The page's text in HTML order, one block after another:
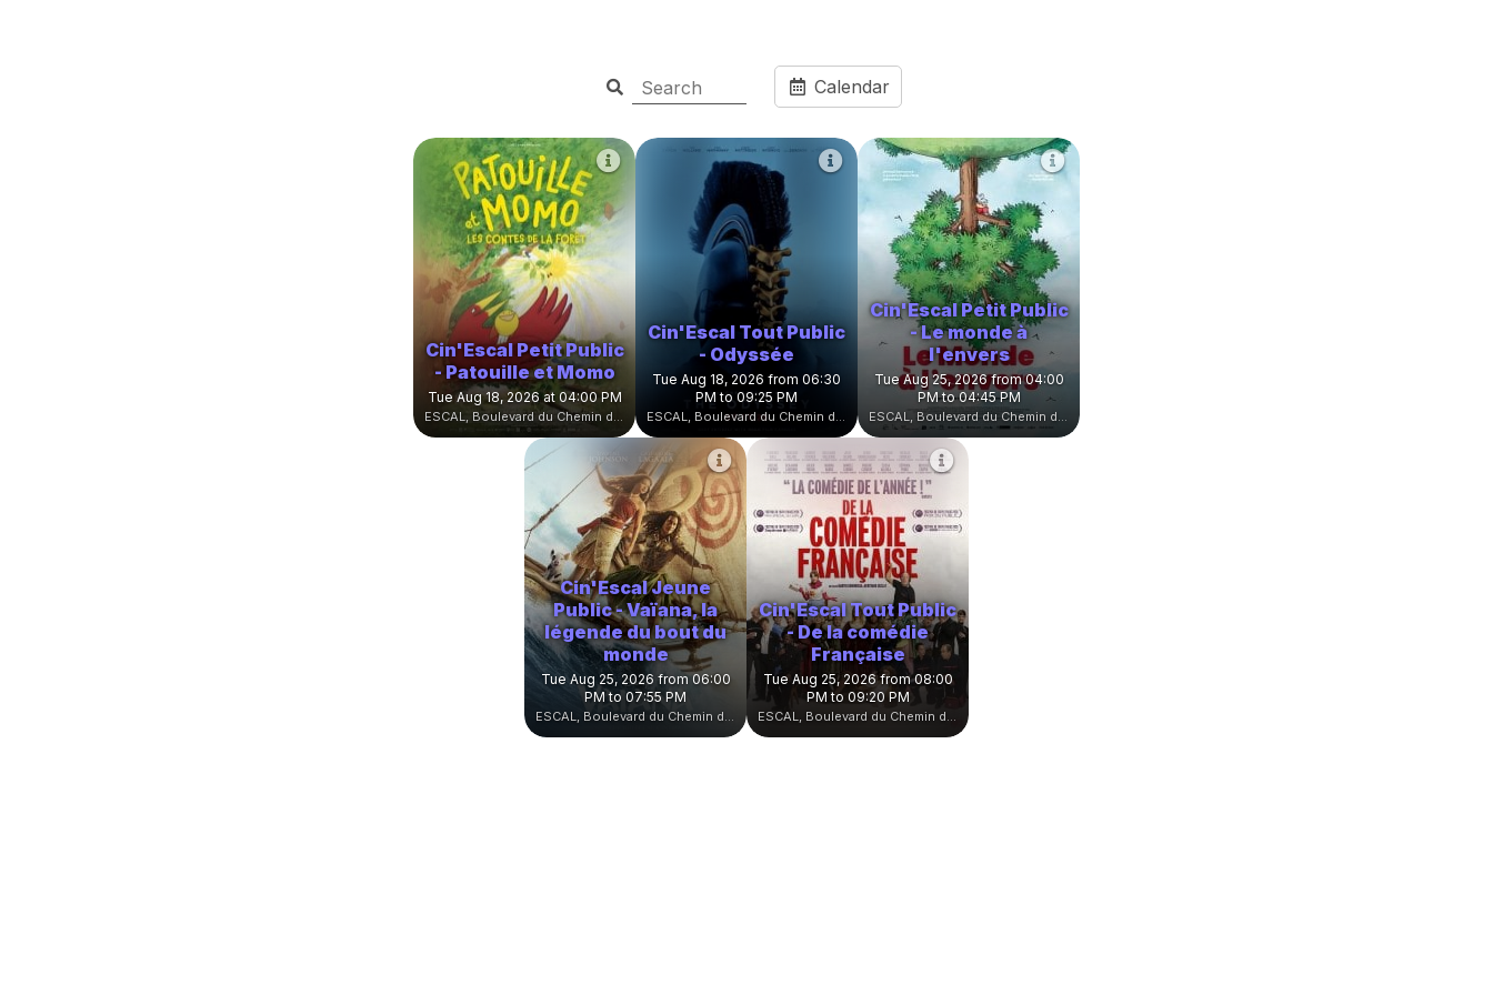
Calendar
Cin'Escal Petit Public
- Patouille et Momo
Tue Aug 18, 2026 at 04:00 PM
ESCAL, Boulevard du Chemin de Fer, Witry-lès-Reims, France
Cin'Escal Tout Public
- Odyssée
Tue Aug 18, 2026 from 06:30
PM to 09:25 PM
ESCAL, Boulevard du Chemin de Fer, Witry-lès-Reims, France
Cin'Escal Petit Public
- Le monde à
l'envers
Tue Aug 25, 2026 from 04:00
PM to 04:45 PM
ESCAL, Boulevard du Chemin de Fer, Witry-lès-Reims, France
Cin'Escal Jeune
Public - Vaïana, la
légende du bout du
monde
Tue Aug 25, 2026 from 06:00
PM to 07:55 PM
ESCAL, Boulevard du Chemin de Fer, Witry-lès-Reims, France
Cin'Escal Tout Public
- De la comédie
Française
Tue Aug 25, 2026 from 08:00
PM to 09:20 PM
ESCAL, Boulevard du Chemin de Fer, Witry-lès-Reims, France